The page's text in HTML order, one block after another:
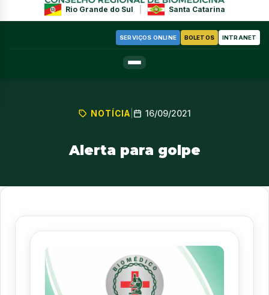
Rio Grande do Sul Santa Catarina
SERVIÇOS ONLINE BOLETOS INTRANET
NOTÍCIA 16/09/2021
Alerta para golpe